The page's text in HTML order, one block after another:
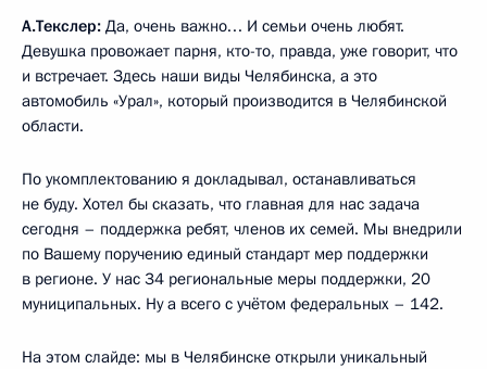
А.Текслер: Да, очень важно… И семьи очень любят.
Девушка провожает парня, кто-то, правда, уже говорит, что
и встречает. Здесь наши виды Челябинска, а это
автомобиль «Урал», который производится в Челябинской
области.
По укомплектованию я докладывал, останавливаться
не буду. Хотел бы сказать, что главная для нас задача
сегодня – поддержка ребят, членов их семей. Мы внедрили
по Вашему поручению единый стандарт мер поддержки
в регионе. У нас 34 региональные меры поддержки, 20
муниципальных. Ну а всего с учётом федеральных – 142.
На этом слайде: мы в Челябинске открыли уникальный